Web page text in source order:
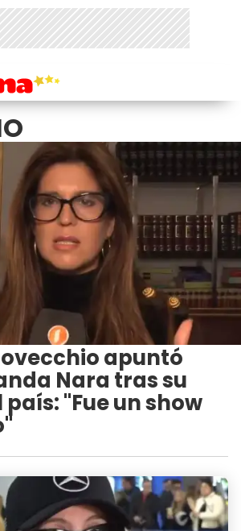
apuntó
Nara tras su
"Fue un show